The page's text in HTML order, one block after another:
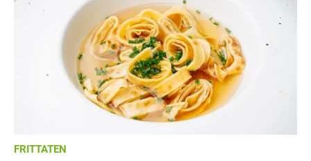
FRITTATEN